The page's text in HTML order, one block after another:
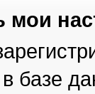
мои
в базе